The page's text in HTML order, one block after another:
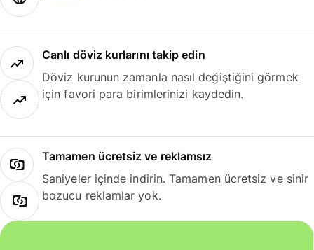
Canlı döviz kurlarını takip edin
Döviz kurunun zamanla nasıl değiştiğini görmek
için favori para birimlerinizi kaydedin.
Tamamen ücretsiz ve reklamsız
Saniyeler içinde indirin. Tamamen ücretsiz ve sinir
bozucu reklamlar yok.